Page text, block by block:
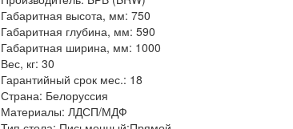
Габаритная высота, мм: 750
Габаритная глубина, мм: 590
Габаритная ширина, мм: 1000
Вес, кг: 30
Гарантийный срок мес.: 18
Страна: Белоруссия
Материалы: ЛДСП/МДФ